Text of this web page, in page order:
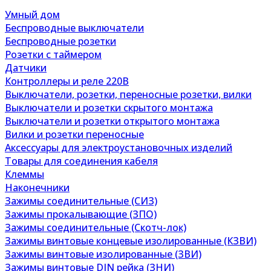
Умный дом
Беспроводные выключатели
Беспроводные розетки
Розетки с таймером
Датчики
Контроллеры и реле 220В
Выключатели, розетки, переносные розетки, вилки
Выключатели и розетки скрытого монтажа
Выключатели и розетки открытого монтажа
Вилки и розетки переносные
Аксессуары для электроустановочных изделий
Товары для соединения кабеля
Клеммы
Наконечники
Зажимы соединительные (СИЗ)
Зажимы прокалывающие (ЗПО)
Зажимы соединительные (Скотч-лок)
Зажимы винтовые концевые изолированные (КЗВИ)
Зажимы винтовые изолированные (ЗВИ)
Зажимы винтовые DIN рейка (ЗНИ)